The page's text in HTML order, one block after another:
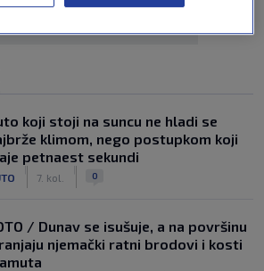
koji stoji na suncu ne hladi se
klimom, nego postupkom koji
petnaest sekundi
7. kol. 0
/ Dunav se isušuje, a na površinu
njemački ratni brodovi i kosti